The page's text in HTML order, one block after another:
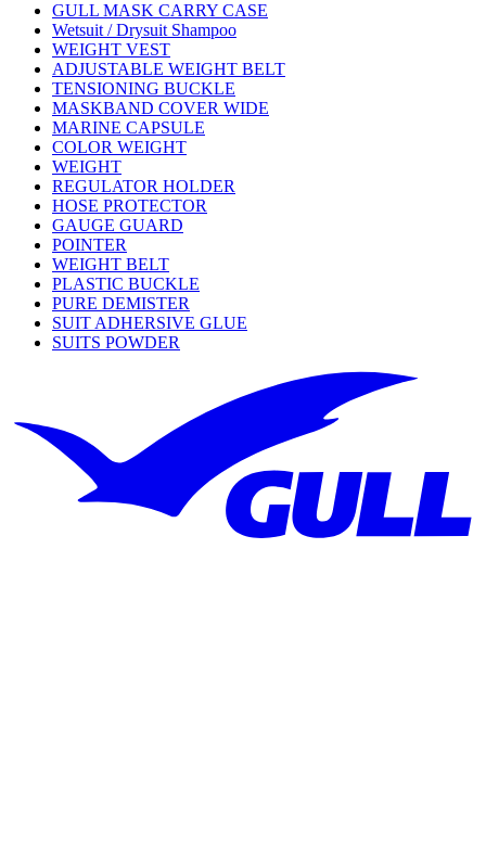
GULL MASK CARRY CASE
Wetsuit / Drysuit Shampoo
WEIGHT VEST
ADJUSTABLE WEIGHT BELT
TENSIONING BUCKLE
MASKBAND COVER WIDE
MARINE CAPSULE
COLOR WEIGHT
WEIGHT
REGULATOR HOLDER
HOSE PROTECTOR
GAUGE GUARD
POINTER
WEIGHT BELT
PLASTIC BUCKLE
PURE DEMISTER
SUIT ADHERSIVE GLUE
SUITS POWDER